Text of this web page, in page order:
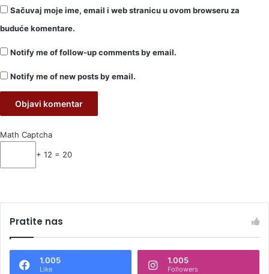
Sačuvaj moje ime, email i web stranicu u ovom browseru za
buduće komentare.
Notify me of follow-up comments by email.
Notify me of new posts by email.
Math Captcha
+ 12 = 20
Pratite nas
1.005
Like
1.005
Followers